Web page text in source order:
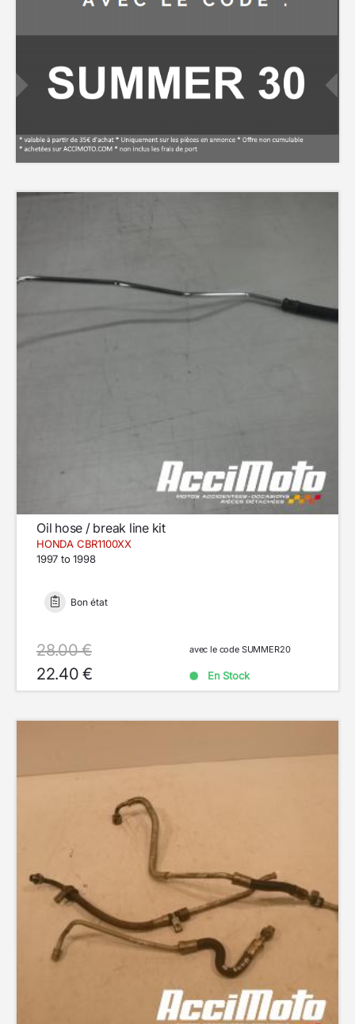
Oil hose / break line kit
HONDA CBR1100XX
1997 to 1998
Bon état
28.00 €
22.40 €
avec le code SUMMER20
En Stock